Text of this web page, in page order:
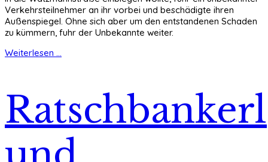
Verkehrsteilnehmer an ihr vorbei und beschädigte ihren
Außenspiegel. Ohne sich aber um den entstandenen Schaden
zu kümmern, fuhr der Unbekannte weiter.
Weiterlesen ...
Ratschbankerl